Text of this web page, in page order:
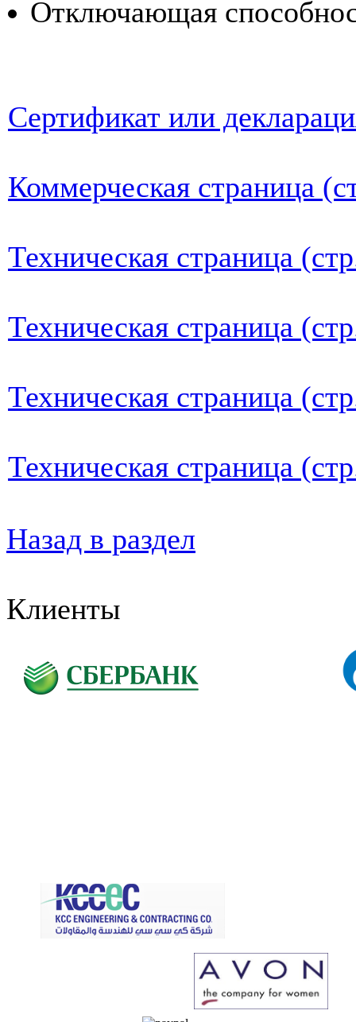
Отключающая
Сертификат или
Коммерческая страница
Техническая страница
Техническая страница
Техническая страница
Техническая страница
Назад в раздел
Клиенты